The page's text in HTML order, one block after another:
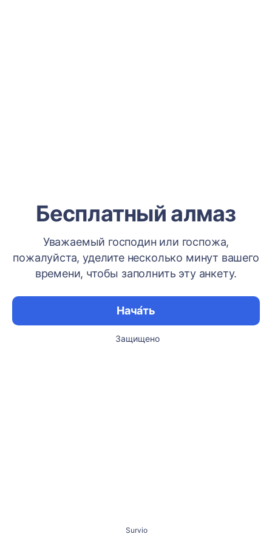
Бесплатный алмаз
Уважаемый господин или госпожа,
пожалуйста, уделите несколько минут вашего
времени, чтобы заполнить эту анкету.
Нача́ть
Защищено
Survio